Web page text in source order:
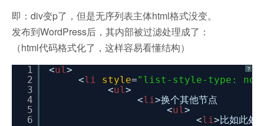
即：div变p了，但是无序列表主体html格式没变。
发布到WordPress后，其内部被过滤处理成了：
（html代码格式化了，这样容易看懂结构）
?
1
2
3
4
5
6
<ul>
<li style="list-style-type:
<ul>
<li>换个其他节点
<ul>
<li>比如此处